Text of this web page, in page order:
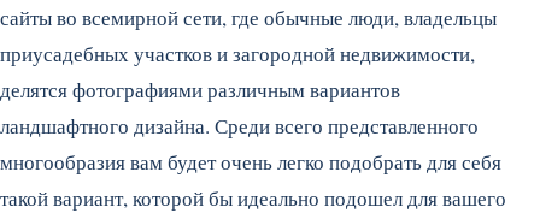
сайты во всемирной сети, где обычные люди, владельцы
приусадебных участков и загородной недвижимости,
делятся фотографиями различным вариантов
ландшафтного дизайна. Среди всего представленного
многообразия вам будет очень легко подобрать для себя
такой вариант, которой бы идеально подошел для вашего